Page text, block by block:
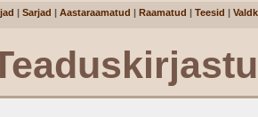
| Sarjad | Aastaraamatud | Raamatud | Teesid |